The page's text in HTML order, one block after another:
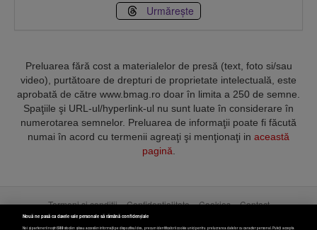
Urmărește
Preluarea fără cost a materialelor de presă (text, foto si/sau
video), purtătoare de drepturi de proprietate intelectuală, este
aprobată de către www.bmag.ro doar în limita a 250 de semne.
Spaţiile şi URL-ul/hyperlink-ul nu sunt luate în considerare în
numerotarea semnelor. Preluarea de informaţii poate fi făcută
numai în acord cu termenii agreaţi şi menţionaţi in această
pagină.
Termeni și condiții Confidențialitate Cookies Contact
Nouă ne pasă ca datele tale personale să rămână confidențiale
Noi și partenerii noștri589stocăm și/sau accesăm informații pe dispozitivul dvs., precum identificatorii cookie unici pentru prelucrarea datelor cu caracter personal. Puteți accepta